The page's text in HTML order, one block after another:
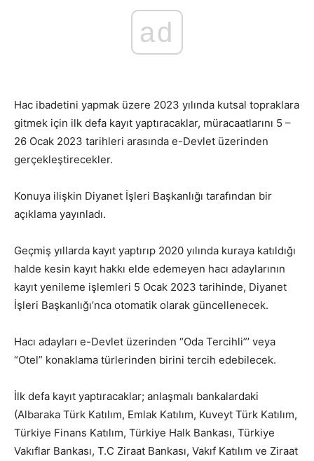
ad
Hac ibadetini yapmak üzere 2023 yılında kutsal topraklara
gitmek için ilk defa kayıt yaptıracaklar, müracaatlarını 5 –
26 Ocak 2023 tarihleri arasında e-Devlet üzerinden
gerçekleştirecekler.
Konuya ilişkin Diyanet İşleri Başkanlığı tarafından bir
açıklama yayınladı.
Geçmiş yıllarda kayıt yaptırıp 2020 yılında kuraya katıldığı
halde kesin kayıt hakkı elde edemeyen hacı adaylarının
kayıt yenileme işlemleri 5 Ocak 2023 tarihinde, Diyanet
İşleri Başkanlığı’nca otomatik olarak güncellenecek.
Hacı adayları e-Devlet üzerinden “Oda Tercihli”’ veya
“Otel” konaklama türlerinden birini tercih edebilecek.
İlk defa kayıt yaptıracaklar; anlaşmalı bankalardaki
(Albaraka Türk Katılım, Emlak Katılım, Kuveyt Türk Katılım,
Türkiye Finans Katılım, Türkiye Halk Bankası, Türkiye
Vakıflar Bankası, T.C Ziraat Bankası, Vakıf Katılım ve Ziraat